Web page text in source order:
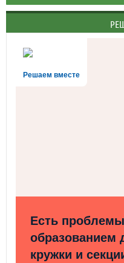
Решаем вместе
Есть
образованием
кружки и